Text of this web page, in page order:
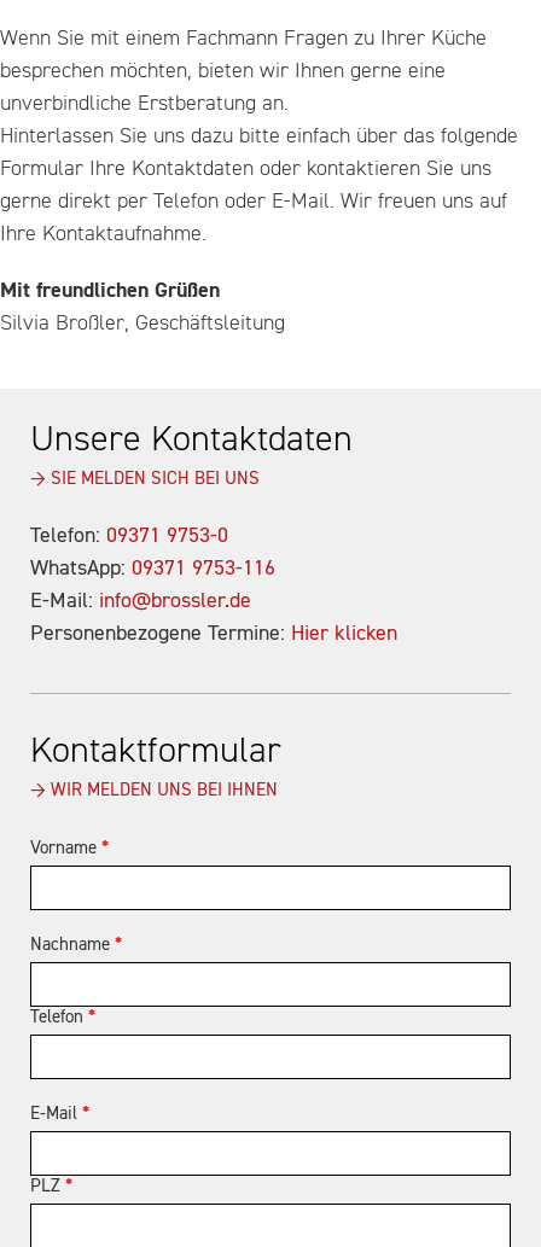
Wenn Sie mit einem Fachmann Fragen zu Ihrer Küche
besprechen möchten, bieten wir Ihnen gerne eine
unverbindliche Erstberatung an.
Hinterlassen Sie uns dazu bitte einfach über das folgende
Formular Ihre Kontaktdaten oder kontaktieren Sie uns
gerne direkt per Telefon oder E-Mail. Wir freuen uns auf
Ihre Kontaktaufnahme.
Mit freundlichen Grüßen
Silvia Broßler, Geschäftsleitung
Unsere Kontaktdaten
→ SIE MELDEN SICH BEI UNS
Telefon: 09371 9753-0
WhatsApp: 09371 9753-116
E-Mail: info@brossler.de
Personenbezogene Termine: Hier klicken
Kontaktformular
→ WIR MELDEN UNS BEI IHNEN
Vorname *
Nachname *
Telefon *
E-Mail *
PLZ *